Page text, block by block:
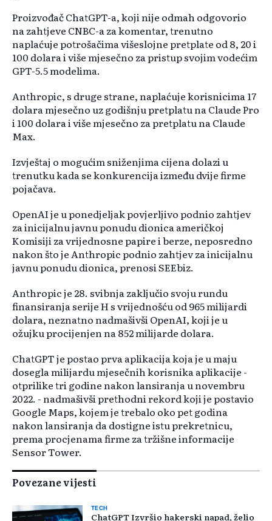
Proizvođač ChatGPT-a, koji nije odmah odgovorio
na zahtjeve CNBC-a za komentar, trenutno
naplaćuje potrošačima višeslojne pretplate od 8, 20 i
100 dolara i više mjesečno za pristup svojim vodećim
GPT-5.5 modelima.
Anthropic, s druge strane, naplaćuje korisnicima 17
dolara mjesečno uz godišnju pretplatu na Claude Pro
i 100 dolara i više mjesečno za pretplatu na Claude
Max.
Izvještaj o mogućim sniženjima cijena dolazi u
trenutku kada se konkurencija između dvije firme
pojačava.
OpenAI je u ponedjeljak povjerljivo podnio zahtjev
za inicijalnu javnu ponudu dionica američkoj
Komisiji za vrijednosne papire i berze, neposredno
nakon što je Anthropic podnio zahtjev za inicijalnu
javnu ponudu dionica, prenosi SEEbiz.
Anthropic je 28. svibnja zaključio svoju rundu
finansiranja serije H s vrijednošću od 965 milijardi
dolara, neznatno nadmašivši OpenAI, koji je u
ožujku procijenjen na 852 milijarde dolara.
ChatGPT je postao prva aplikacija koja je u maju
dosegla milijardu mjesečnih korisnika aplikacije -
otprilike tri godine nakon lansiranja u novembru
2022. - nadmašivši prethodni rekord koji je postavio
Google Maps, kojem je trebalo oko pet godina
nakon lansiranja da dostigne istu prekretnicu,
prema procjenama firme za tržišne informacije
Sensor Tower.
Povezane vijesti
TECH
ChatGPT Izvršio hakerski napad, želio